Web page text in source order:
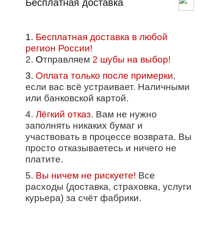
Бесплатная доставка
1. Бесплатная доставка в любой
регион России!
2. Отправляем 2 шубы на выбор!
3. Оплата только после примерки,
если вас всё устраивает. Наличными
или банковской картой.
4. Лёгкий отказ. Вам не нужно
заполнять никаких бумаг и
участвовать в процессе возврата. Вы
просто отказываетесь и ничего не
платите.
5. Вы ничем не рискуете! Все
расходы (доставка, страховка, услуги
курьера) за счёт фабрики.